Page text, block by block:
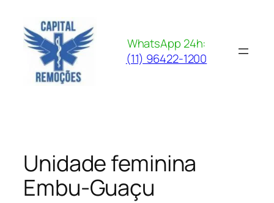
para
conteúdo
WhatsApp 24h:
(11) 96422-1200
Unidade feminina
Embu-Guaçu